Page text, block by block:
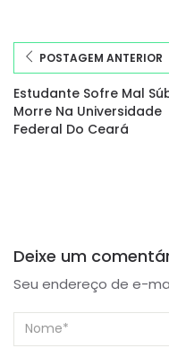
POSTAGEM ANTERIOR
Estudante Sofre Mal
Morre Na Universidade
Federal Do Ceará
Deixe um
Seu endereço de e-